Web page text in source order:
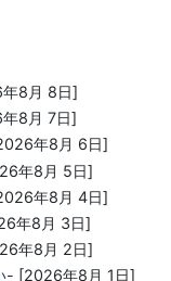
8月 8日]
8月 7日]
年8月 6日]
年8月 5日]
年8月 4日]
年8月 3日]
年8月 2日]
- [2026年8月 1日]